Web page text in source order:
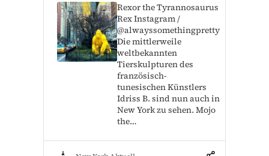
Rexor the Tyrannosaurus
Rex Instagram /
@alwayssomethingpretty
Die mittlerweile
weltbekannten
Tierskulpturen des
französisch-
tunesischen Künstlers
Idriss B. sind nun auch in
New York zu sehen. Mojo
the…